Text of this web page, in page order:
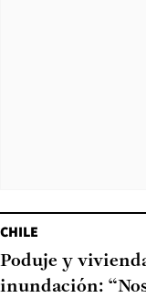
CHILE
Poduje y
inundación: